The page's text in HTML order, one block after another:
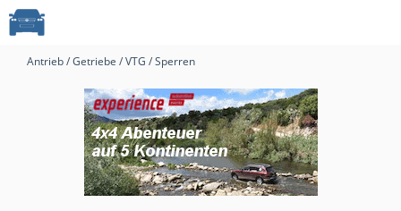
Antrieb / Getriebe / VTG / Sperren